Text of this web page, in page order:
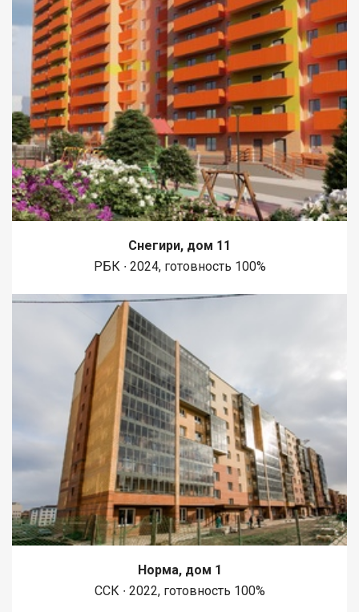
Снегири, дом 11
РБК ∙ 2024, готовность 100%
Норма, дом 1
ССК ∙ 2022, готовность 100%